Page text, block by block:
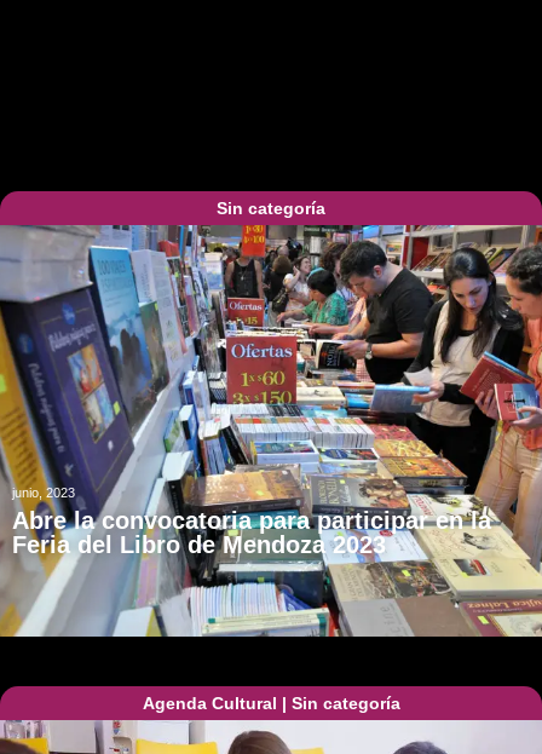
Sin categoría
junio, 2023
Abre la convocatoria para participar en la
Feria del Libro de Mendoza 2023
Agenda Cultural | Sin categoría